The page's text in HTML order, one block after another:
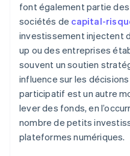
font également partie
sociétés de capital-
investissement injectent
up ou des entreprises
souvent un soutien
influence sur les
participatif est un autre
lever des fonds, en
nombre de petits
plateformes numériques.